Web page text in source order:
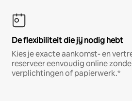
De flexibiliteit die jij nodig hebt
Kies je exacte aankomst- en
reserveer eenvoudig online
verplichtingen of papierwerk.*